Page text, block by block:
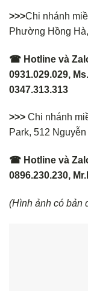
>>>Chi nhánh
Phường Hồng
☎ Hotline và
0931.029.029,
0347.313.313
>>> Chi nhánh
Park, 512
☎ Hotline và
0896.230.230,
(Hình ảnh có bản